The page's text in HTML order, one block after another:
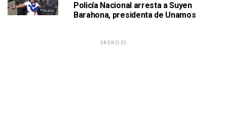
Policía Nacional arresta a Suyen
Barahona, presidenta de Unamos
ANUNCIOS